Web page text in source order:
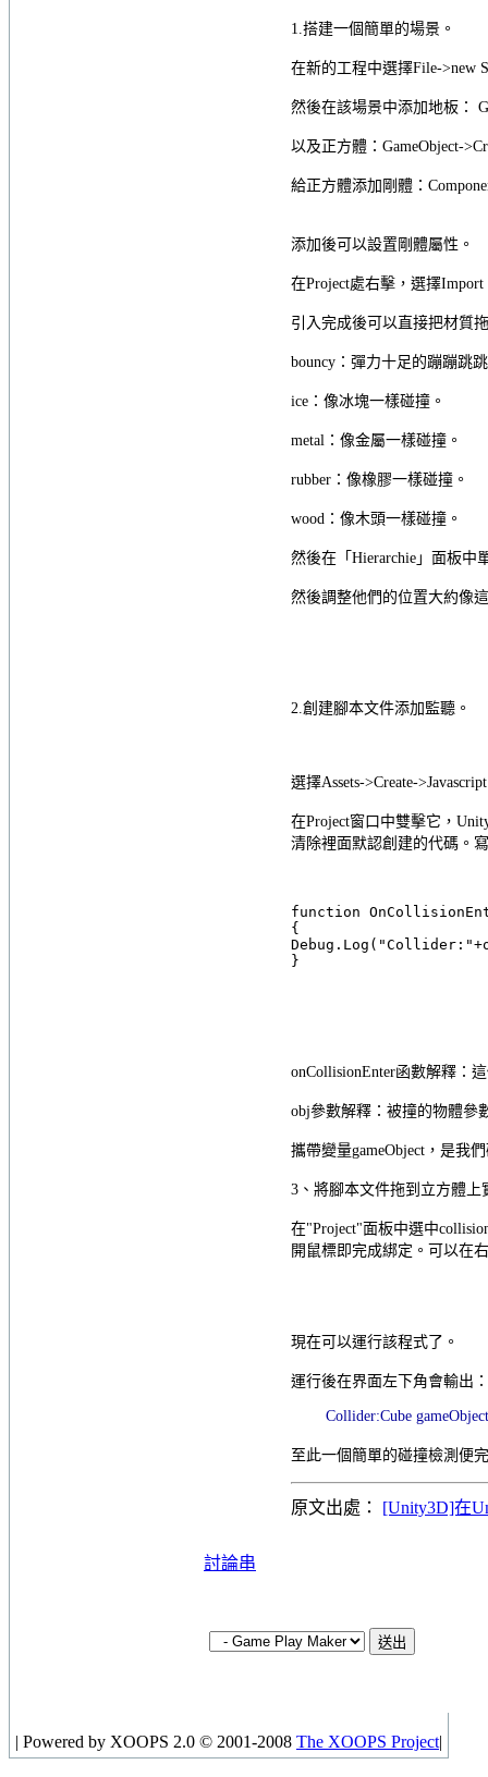
1.搭建一個簡單的場景。
在新的工程中選擇File->new
然後在該場景中添加地板：
以及正方體：GameObject-
給正方體添加剛體：
添加後可以設置剛體屬性。
在Project處右擊，選擇Import
引入完成後可以直接把材質
bouncy：彈力十足的蹦蹦跳
ice：像冰塊一樣碰撞。
metal：像金屬一樣碰撞。
rubber：像橡膠一樣碰撞。
wood：像木頭一樣碰撞。
然後在「Hierarchie」面板中
然後調整他們的位置大約像
2.創建腳本文件添加監聽。
選擇Assets->Create-
在Project窗口中雙擊它，
清除裡面默認創建的代碼。
function
{
}
onCollisionEnter函數解釋：
obj參數解釋：被撞的物體參
攜帶變量gameObject，是我
3、將腳本文件拖到立方體上
在"Project"面板中選中
開鼠標即完成綁定。可以在
現在可以運行該程式了。
運行後在界面左下角會輸出：
Collider:Cube
至此一個簡單的碰撞檢測便
原文出處： [Unity3D]在
討論串
| Powered by XOOPS 2.0 © 2001-2008 The XOOPS Project|